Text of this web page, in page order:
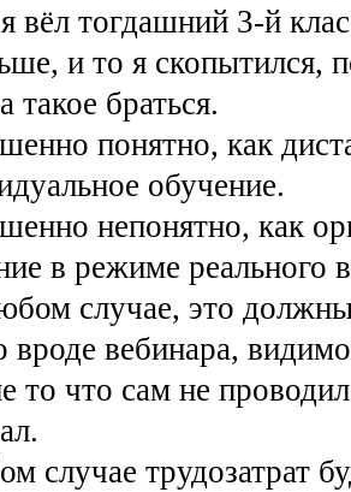
вёл тогдашний 3-й
и то я скопытился,
такое браться.
понятно, как
обучение.
непонятно, как
в режиме реального
случае, это
вроде вебинара,
то что сам не
случае трудозатрат